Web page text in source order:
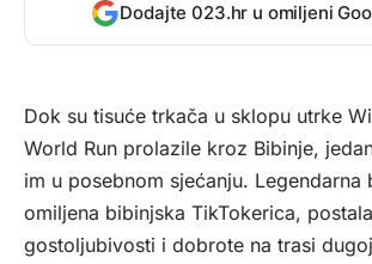
Dodajte 023.hr u omiljeni
Dok su tisuće trkača u sklopu utrke
World Run prolazile kroz Bibinje,
im u posebnom sjećanju. Legendarna
omiljena bibinjska TikTokerica,
gostoljubivosti i dobrote na trasi